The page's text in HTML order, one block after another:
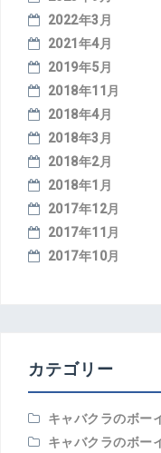
2022年3月
2021年4月
2019年5月
2018年11月
2018年4月
2018年3月
2018年2月
2018年1月
2017年12月
2017年11月
2017年10月
カテゴリー
キャバクラのボー
キャバクラのボー